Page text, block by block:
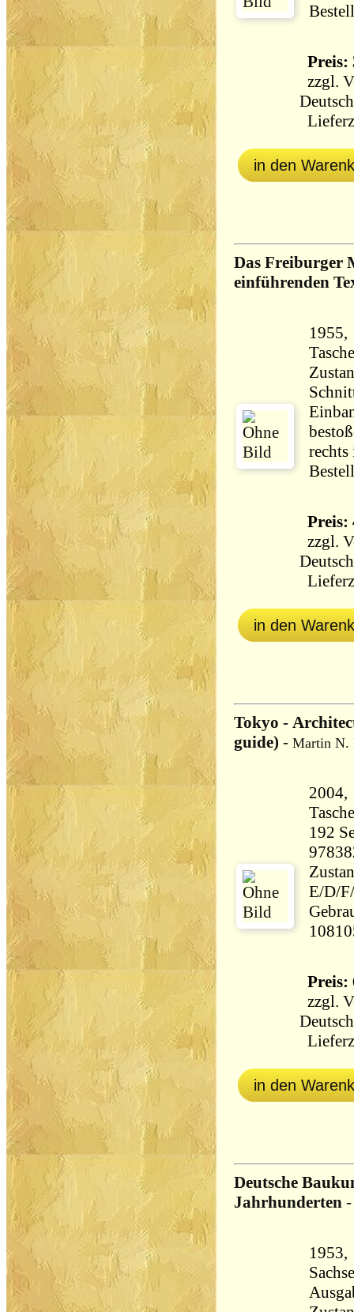
Preis:
zzgl.
in den
Das Freiburger
einführenden
1955,
rechts
Preis:
zzgl.
in den
Tokyo -
guide) - Martin N.
192 Seiten
E/D/
Preis:
zzgl.
in den
Deutsche
Jahrhunderten -
1953,